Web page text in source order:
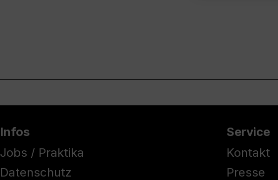
Infos
Jobs / Praktika
Datenschutz
Service
Kontakt
Presse